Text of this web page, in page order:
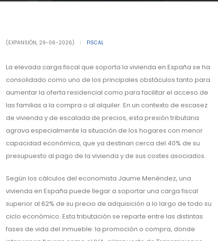
(EXPANSIÓN, 29-06-2026) FISCAL
La elevada carga fiscal que soporta la vivienda en España se ha
consolidado como uno de los principales obstáculos tanto para
aumentar la oferta residencial como para facilitar el acceso de
las familias a la compra o al alquiler. En un contexto de escasez
de vivienda y de escalada de precios, esta presión tributaria
agrava especialmente la situación de los hogares con menor
capacidad económica, que ya destinan cerca del 40% de su
presupuesto al pago de la vivienda y de sus costes asociados.
Según los cálculos del economista Jaume Menéndez, una
vivienda en España puede llegar a soportar una carga fiscal
superior al 62% de su precio de adquisición a lo largo de todo su
ciclo económico. Esta tributación se reparte entre las distintas
fases de vida del inmueble: la promoción o compra, donde